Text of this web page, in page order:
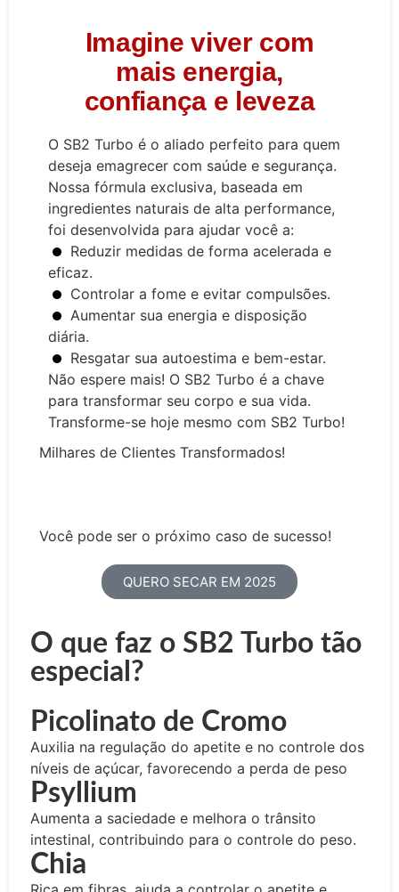
Imagine viver com
mais energia,
confiança e leveza
O SB2 Turbo é o aliado perfeito para quem
deseja emagrecer com saúde e segurança.
Nossa fórmula exclusiva, baseada em
ingredientes naturais de alta performance,
foi desenvolvida para ajudar você a:
Reduzir medidas de forma acelerada e
eficaz.
Controlar a fome e evitar compulsões.
Aumentar sua energia e disposição
diária.
Resgatar sua autoestima e bem-estar.
Não espere mais! O SB2 Turbo é a chave
para transformar seu corpo e sua vida.
Transforme-se hoje mesmo com SB2 Turbo!
Milhares de Clientes Transformados!
Você pode ser o próximo caso de sucesso!
QUERO SECAR EM 2025
O que faz o SB2 Turbo tão
especial?
Picolinato de Cromo
Auxilia na regulação do apetite e no controle dos
níveis de açúcar, favorecendo a perda de peso
Psyllium
Aumenta a saciedade e melhora o trânsito
intestinal, contribuindo para o controle do peso.
Chia